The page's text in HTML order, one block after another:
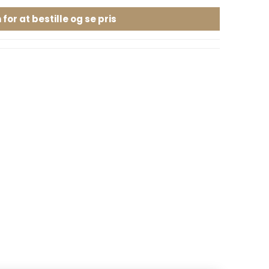
for at bestille og se pris